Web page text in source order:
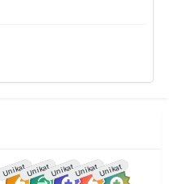
UnikatUnikatUnikatUnikatUnikat